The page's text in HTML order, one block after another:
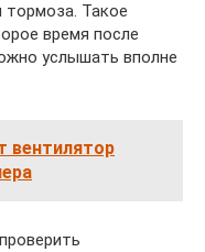
Такое
время после
услышать вполне
вентилятор